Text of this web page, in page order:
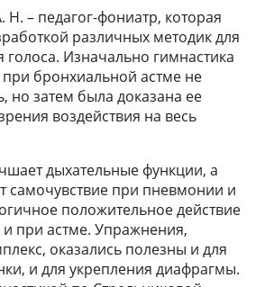
Н. – педагог-фониатр, которая
различных методик для
голоса. Изначально гимнастика
бронхиальной астме не
но затем была доказана ее
воздействия на весь
дыхательные функции, а
самочувствие при пневмонии и
положительное действие
при астме. Упражнения,
оказались полезны и для
и для укрепления диафрагмы.